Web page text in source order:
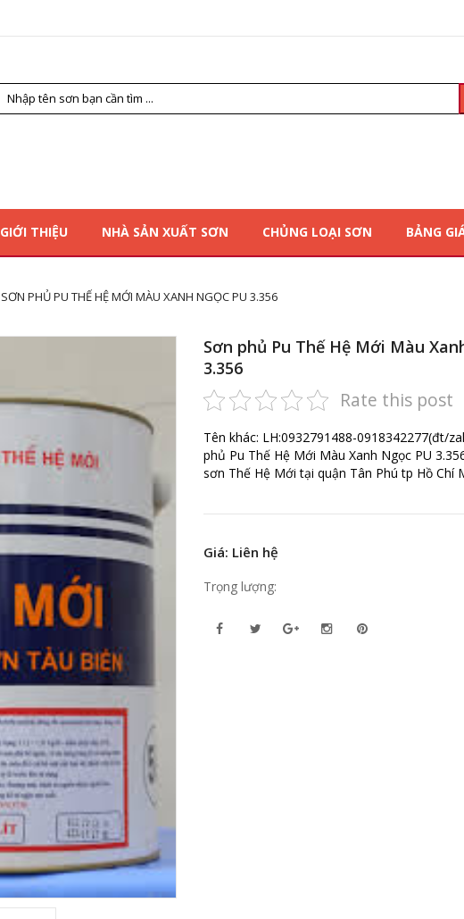
GIỚI THIỆU NHÀ SẢN XUẤT SƠN CHỦNG LOẠI SƠN BẢNG
SƠN PHỦ PU THẾ HỆ MỚI MÀU XANH NGỌC PU 3.356
Sơn phủ Pu Thế Hệ Mới Màu
3.356
Rate this post
Tên khác: LH:0932791488-0918342277(đt/
phủ Pu Thế Hệ Mới Màu Xanh Ngọc PU
sơn Thế Hệ Mới tại quận Tân Phú tp Hồ Chí
Giá: Liên hệ
Trọng lượng: